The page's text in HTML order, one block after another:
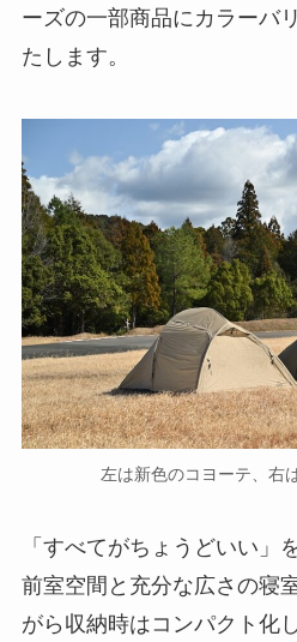
ーズの一部商品にカラーバ
たします。
左は新色のコヨーテ、右
「すべてがちょうどいい」
前室空間と充分な広さの寝
がら収納時はコンパクト化